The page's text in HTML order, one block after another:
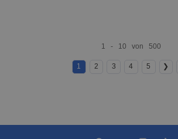
1 - 10 von 500
1 2 3 4 5 ❯